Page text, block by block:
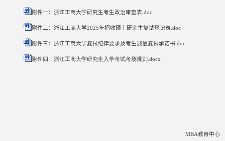
附件一：浙江工商大学研究生考生政治审查表.doc
附件二：浙江工商大学2025年招收硕士研究生复试登记表.doc
附件三：浙江工商大学复试纪律要求及考生诚信复试承诺书.doc
附件四：浙江工商大学研究生入学考试考场规则.docx
MBA教育中心